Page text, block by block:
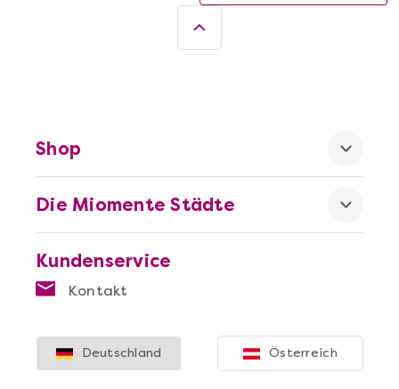
Kundenservice
Kontakt
Die Miomente Städte
Shop
Deutschland Österreich